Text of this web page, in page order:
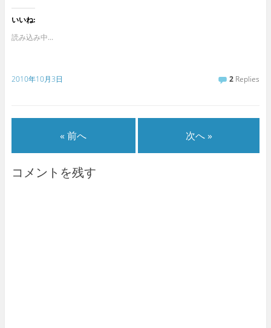
いいね:
読み込み中...
2010年10月3日 2 Replies
« 前へ 次へ »
コメントを残す